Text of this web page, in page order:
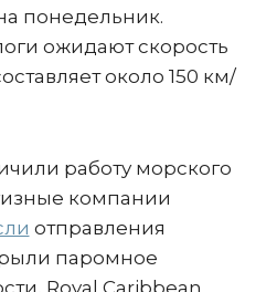
понедельник.
ожидают скорость
около 150 км/
работу морского
компании
отправления
паромное